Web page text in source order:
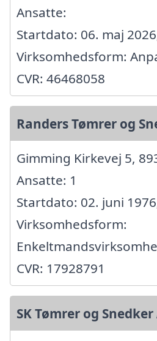
Ansatte:
Startdato: 06. maj
Virksomhedsform:
CVR: 46468058
Randers Tømrer og
Gimming Kirkevej 5,
Ansatte: 1
Startdato: 02. juni
Virksomhedsform:
CVR: 17928791
SK Tømrer og Snedker